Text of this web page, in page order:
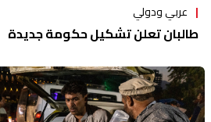
عربي ودولي
طالبان تعلن تشكيل حكومة جديدة